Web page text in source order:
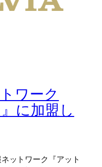
ワーク
に加盟し
ットワーク『アット